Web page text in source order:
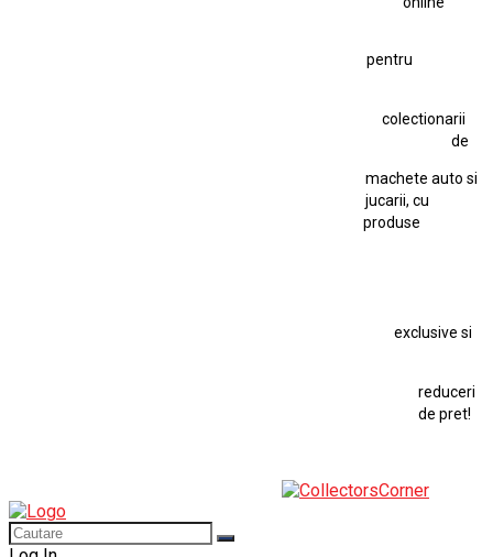
pentru
colectionarii
de
machete auto si
jucarii, cu
produse
exclusive si
reduceri
de pret!